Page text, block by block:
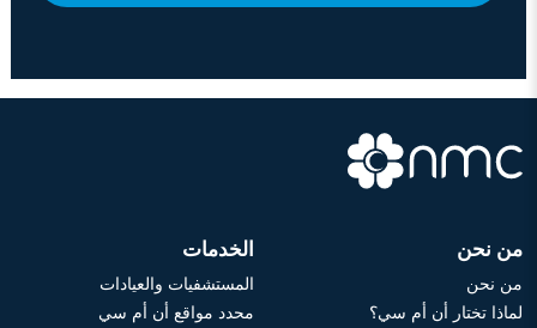
من نحن
من نحن
لماذا تختار أن أم سي؟
الخدمات
المستشفيات والعيادات
محدد مواقع أن أم سي